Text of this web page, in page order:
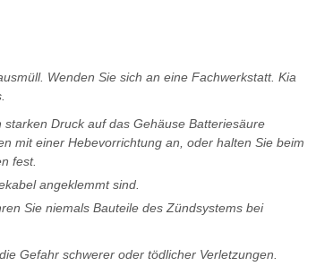
Wenden Sie sich an eine Fachwerkstatt. Kia
Druck auf das Gehäuse Batteriesäure
mit einer Hebevorrichtung an, oder halten Sie beim
fest.
angeklemmt sind.
Sie niemals Bauteile des Zündsystems bei
Gefahr schwerer oder tödlicher Verletzungen.